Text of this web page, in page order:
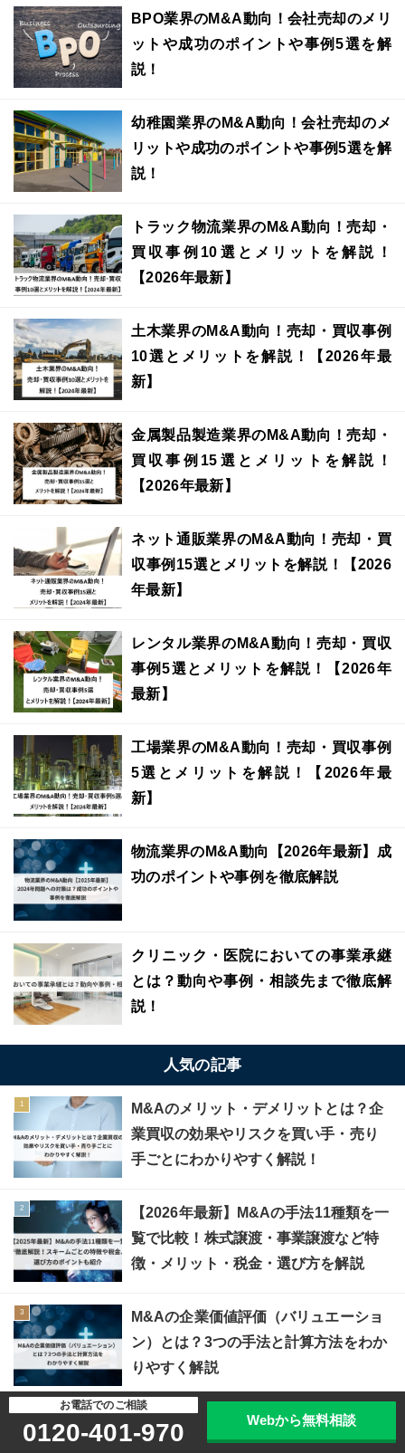
BPO業界のM&A動向！会社売却のメリ
ットや成功のポイントや事例5選を解
説！
幼稚園業界のM&A動向！会社売却のメ
リットや成功のポイントや事例5選を解
説！
トラック物流業界のM&A動向！売却・
買収事例10選とメリットを解説！
【2026年最新】
土木業界のM&A動向！売却・買収事例
10選とメリットを解説！【2026年最
新】
金属製品製造業界のM&A動向！売却・
買収事例15選とメリットを解説！
【2026年最新】
ネット通販業界のM&A動向！売却・買
収事例15選とメリットを解説！【2026
年最新】
レンタル業界のM&A動向！売却・買収
事例5選とメリットを解説！【2026年
最新】
工場業界のM&A動向！売却・買収事例
5選とメリットを解説！【2026年最
新】
物流業界のM&A動向【2026年最新】成
功のポイントや事例を徹底解説
クリニック・医院においての事業承継
とは？動向や事例・相談先まで徹底解
説！
人気の記事
M&Aのメリット・デメリットとは？企
業買収の効果やリスクを買い手・売り
手ごとにわかりやすく解説！
【2026年最新】M&Aの手法11種類を一
覧で比較！株式譲渡・事業譲渡など特
徴・メリット・税金・選び方を解説
M&Aの企業価値評価（バリュエーショ
ン）とは？3つの手法と計算方法をわか
りやすく解説
新着記事
お電話でのご相談
0120-401-970 Webから無料相談